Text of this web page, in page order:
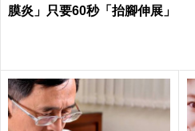
膜炎」只要60秒「抬腳伸展」